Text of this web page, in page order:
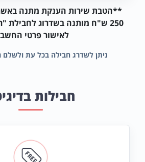
חבילות
**הטבת שירות הענקת מתנה
250 ש"ח מותנה בשדרוג
לאישור פרטי
ניתן לשדרג חבילה בכל עת